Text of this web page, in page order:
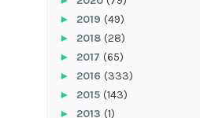
► 2019 (49)
► 2018 (28)
► 2017 (65)
► 2016 (333)
► 2015 (143)
► 2013 (1)